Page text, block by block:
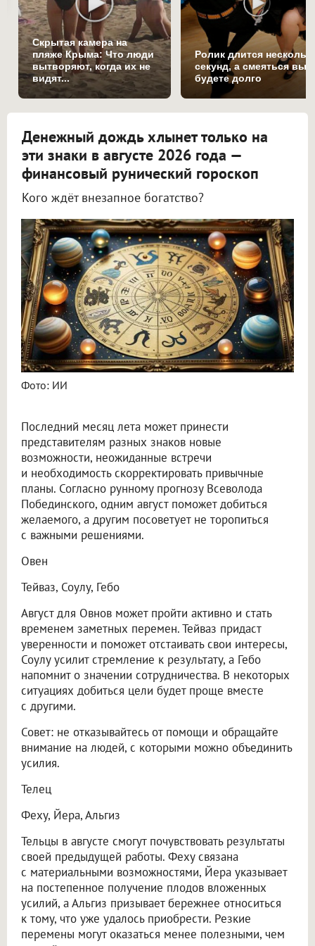
Скрытая камера на
пляже Крыма: Что люди
вытворяют, когда их не
видят...
Ролик длится
секунд, а смеяться вы
будете долго
Денежный дождь хлынет только на
эти знаки в августе 2026 года —
финансовый рунический гороскоп
Кого ждёт внезапное богатство?
Фото: ИИ
Последний месяц лета может принести
представителям разных знаков новые
возможности, неожиданные встречи
и необходимость скорректировать привычные
планы. Согласно рунному прогнозу Всеволода
Побединского, одним август поможет добиться
желаемого, а другим посоветует не торопиться
с важными решениями.
Овен
Тейваз, Соулу, Гебо
Август для Овнов может пройти активно и стать
временем заметных перемен. Тейваз придаст
уверенности и поможет отстаивать свои интересы,
Соулу усилит стремление к результату, а Гебо
напомнит о значении сотрудничества. В некоторых
ситуациях добиться цели будет проще вместе
с другими.
Совет: не отказывайтесь от помощи и обращайте
внимание на людей, с которыми можно объединить
усилия.
Телец
Феху, Йера, Альгиз
Тельцы в августе смогут почувствовать результаты
своей предыдущей работы. Феху связана
с материальными возможностями, Йера указывает
на постепенное получение плодов вложенных
усилий, а Альгиз призывает бережнее относиться
к тому, что уже удалось приобрести. Резкие
перемены могут оказаться менее полезными, чем